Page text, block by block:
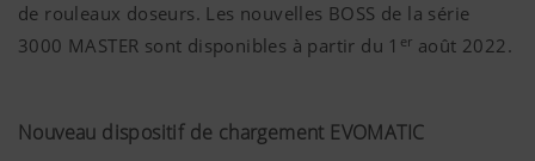
de rouleaux doseurs. Les nouvelles BOSS de la série
3000 MASTER sont disponibles à partir du 1 er août 2022.
Nouveau dispositif de chargement EVOMATIC